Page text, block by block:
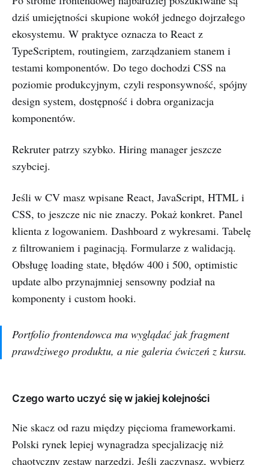
dziś umiejętności skupione wokół jednego dojrzałego
ekosystemu. W praktyce oznacza to React z
TypeScriptem, routingiem, zarządzaniem stanem i
testami komponentów. Do tego dochodzi CSS na
poziomie produkcyjnym, czyli responsywność, spójny
design system, dostępność i dobra organizacja
komponentów.
Rekruter patrzy szybko. Hiring manager jeszcze
szybciej.
Jeśli w CV masz wpisane React, JavaScript, HTML i
CSS, to jeszcze nic nie znaczy. Pokaż konkret. Panel
klienta z logowaniem. Dashboard z wykresami. Tabelę
z filtrowaniem i paginacją. Formularze z walidacją.
Obsługę loading state, błędów 400 i 500, optimistic
update albo przynajmniej sensowny podział na
komponenty i custom hooki.
Portfolio frontendowca ma wyglądać jak fragment
prawdziwego produktu, a nie galeria ćwiczeń z kursu.
Czego warto uczyć się w jakiej kolejności
Nie skacz od razu między pięcioma frameworkami.
Polski rynek lepiej wynagradza specjalizację niż
chaotyczny zestaw narzędzi. Jeśli zaczynasz, wybierz